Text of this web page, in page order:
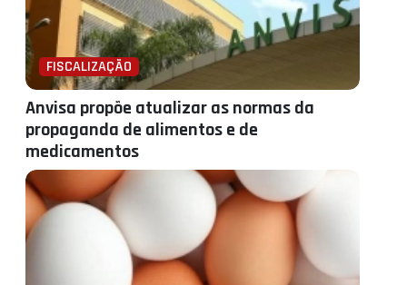
FISCALIZAÇÃO
Anvisa propõe atualizar as normas da
propaganda de alimentos e de
medicamentos